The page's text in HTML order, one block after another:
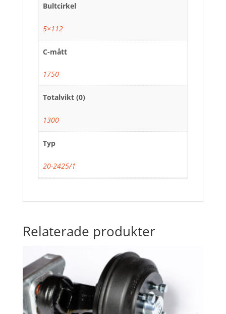
Bultcirkel
5×112
C-mått
1750
Totalvikt (0)
1300
Typ
20-2425/1
Relaterade produkter